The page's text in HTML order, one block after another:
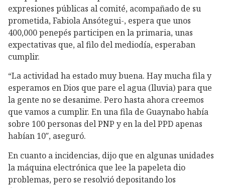
expresiones públicas al comité, acompañado de su
prometida, Fabiola Ansótegui-, espera que unos
400,000 penepés participen en la primaria, unas
expectativas que, al filo del mediodía, esperaban
cumplir.
“La actividad ha estado muy buena. Hay mucha fila y
esperamos en Dios que pare el agua (lluvia) para que
la gente no se desanime. Pero hasta ahora creemos
que vamos a cumplir. En una fila de Guaynabo había
sobre 100 personas del PNP y en la del PPD apenas
habían 10″, aseguró.
En cuanto a incidencias, dijo que en algunas unidades
la máquina electrónica que lee la papeleta dio
problemas, pero se resolvió depositando los